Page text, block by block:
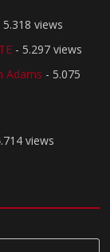
5.318 views
- 5.297 views
Adams - 5.075
views